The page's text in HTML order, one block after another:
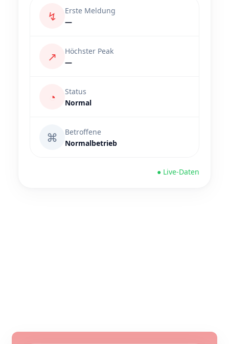
↯
Erste Meldung
—
↗
Höchster Peak
—
◔
Status
Normal
⌘
Betroffene
Normalbetrieb
● Live-Daten